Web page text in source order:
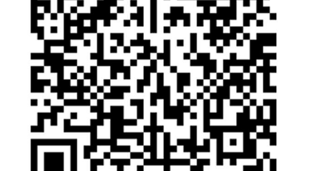
YTM - Zamanaşımına Uğrayacak Emanet ve Alacaklar
Kamuyu Aydınlatma Esaslarına İlişkin Duyuru